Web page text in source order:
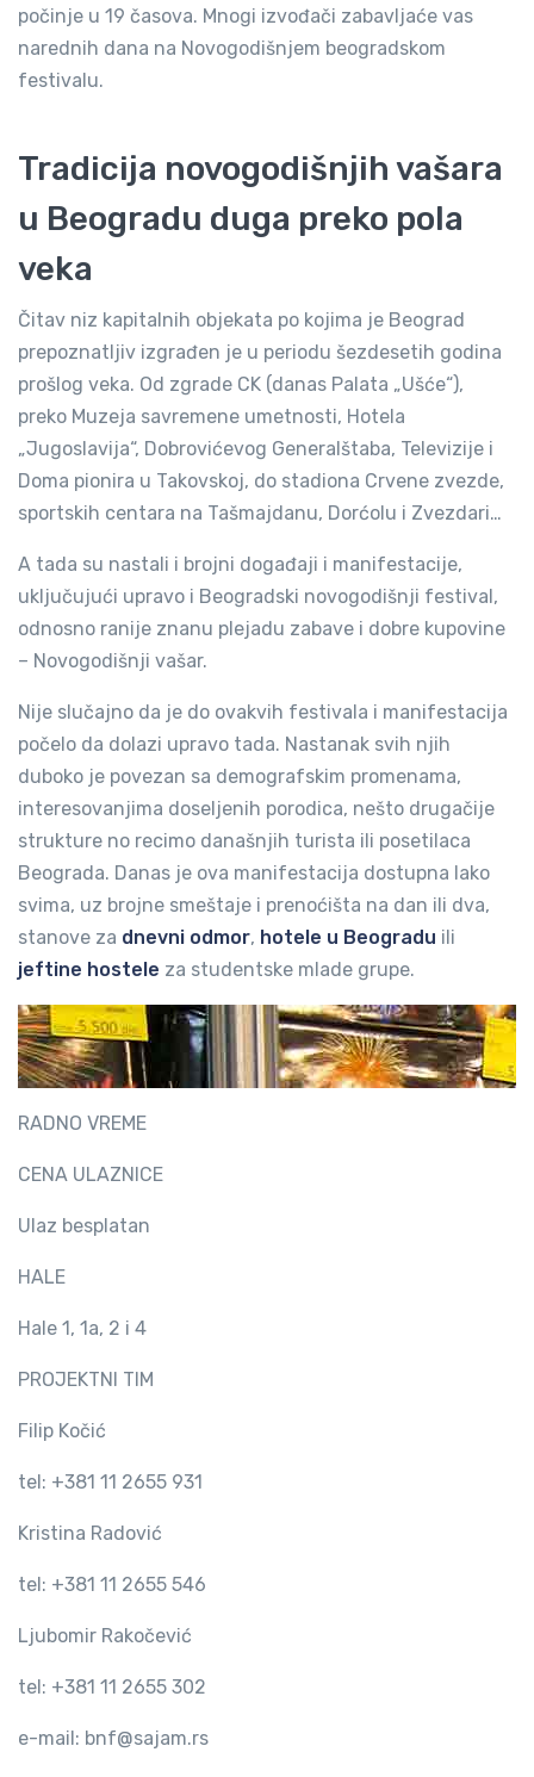
počinje u 19 časova. Mnogi izvođači zabavljaće vas
narednih dana na Novogodišnjem beogradskom
festivalu.
Tradicija novogodišnjih vašara
u Beogradu duga preko pola
veka
Čitav niz kapitalnih objekata po kojima je Beograd
prepoznatljiv izgrađen je u periodu šezdesetih godina
prošlog veka. Od zgrade CK (danas Palata „Ušće“),
preko Muzeja savremene umetnosti, Hotela
„Jugoslavija“, Dobrovićevog Generalštaba, Televizije i
Doma pionira u Takovskoj, do stadiona Crvene zvezde,
sportskih centara na Tašmajdanu, Dorćolu i Zvezdari…
A tada su nastali i brojni događaji i manifestacije,
uključujući upravo i Beogradski novogodišnji festival,
odnosno ranije znanu plejadu zabave i dobre kupovine
– Novogodišnji vašar.
Nije slučajno da je do ovakvih festivala i manifestacija
počelo da dolazi upravo tada. Nastanak svih njih
duboko je povezan sa demografskim promenama,
interesovanjima doseljenih porodica, nešto drugačije
strukture no recimo današnjih turista ili posetilaca
Beograda. Danas je ova manifestacija dostupna lako
svima, uz brojne smeštaje i prenoćišta na dan ili dva,
stanove za dnevni odmor, hotele u Beogradu ili
jeftine hostele za studentske mlade grupe.
.
RADNO VREME
CENA ULAZNICE
Ulaz besplatan
HALE
Hale 1, 1a, 2 i 4
PROJEKTNI TIM
Filip Kočić
tel: +381 11 2655 931
Kristina Radović
tel: +381 11 2655 546
Ljubomir Rakočević
tel: +381 11 2655 302
e-mail: bnf@sajam.rs